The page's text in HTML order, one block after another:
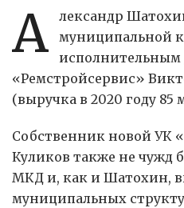
А
лександр
муниципальной
исполнительным
«Ремстройсервис»
(выручка в 2020 году 85
Собственник новой УК
Куликов также не чужд
МКД и, как и Шатохин,
муниципальных